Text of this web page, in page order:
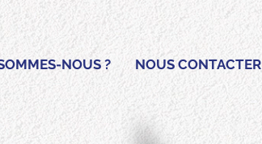
NOUS ? NOUS CONTACTER